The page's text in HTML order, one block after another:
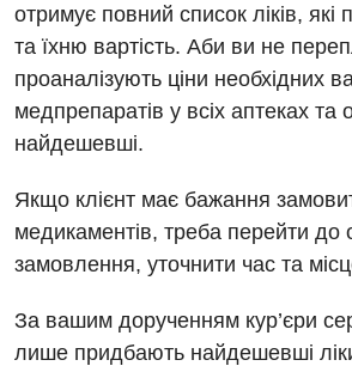
Акушерство і гінекологія
Алергологія, імунологія
Андрологія
Безоплатні послуги
Вакцинація
Відділення невідкладних станів
Терапевтичне відділення
Травматологічне відділення
Урологічне відділення
Хірургічне відділення
Швидка медична допомога
отримує повний список ліків, які
та їхню вартість. Аби ви не
проаналізують ціни необхідних
медпрепаратів у всіх аптеках та
найдешевші.
Якщо клієнт має бажання
медикаментів, треба перейти до
замовлення, уточнити час та
За вашим дорученням кур’єри
лише придбають найдешевші